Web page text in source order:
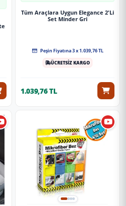
Tüm Araçlara Uygun Elegance 2'Li
Set Minder Gri
Peşin Fiyatına 3 x 1.039,76 TL
ÜCRETSİZ KARGO
1.039,76 TL